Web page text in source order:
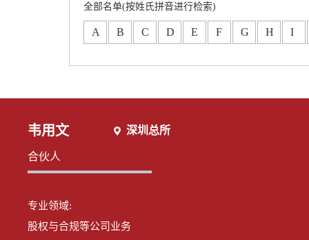
创始合伙人
高级合伙人
全部名单(按姓氏拼音进行检索)
A B C D E F G H I
韦用文 深圳总所
合伙人
专业领域:
股权与合规等公司业务